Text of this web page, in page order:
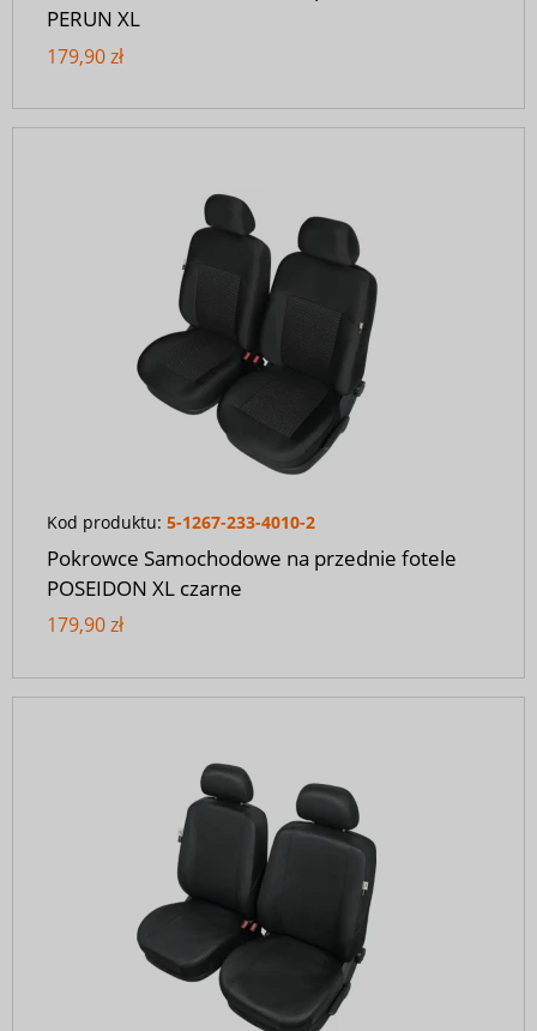
PERUN XL
179,90 zł
Kod produktu: 5-1267-233-4010-2
Pokrowce Samochodowe na przednie fotele
POSEIDON XL czarne
179,90 zł